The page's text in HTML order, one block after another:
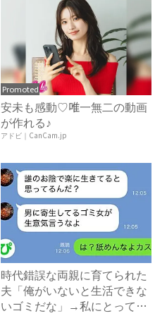
Promoted
安未も感動♡唯一無二の動画
が作れる♪
アドビ｜CanCam.jp
時代錯誤な両親に育てられた
夫「俺がいないと生活できな
いゴミだな」→私にとっての